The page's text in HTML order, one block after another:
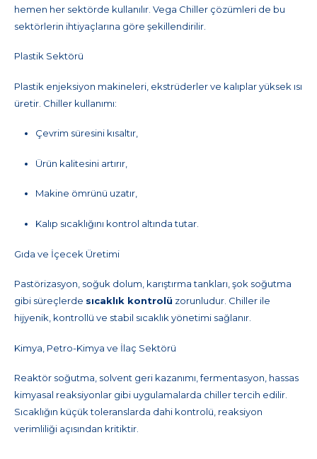
hemen her sektörde kullanılır. Vega Chiller çözümleri de bu
sektörlerin ihtiyaçlarına göre şekillendirilir.
Plastik Sektörü
Plastik enjeksiyon makineleri, ekstrüderler ve kalıplar yüksek ısı
üretir. Chiller kullanımı:
Çevrim süresini kısaltır,
Ürün kalitesini artırır,
Makine ömrünü uzatır,
Kalıp sıcaklığını kontrol altında tutar.
Gıda ve İçecek Üretimi
Pastörizasyon, soğuk dolum, karıştırma tankları, şok soğutma
gibi süreçlerde sıcaklık kontrolü zorunludur. Chiller ile
hijyenik, kontrollü ve stabil sıcaklık yönetimi sağlanır.
Kimya, Petro-Kimya ve İlaç Sektörü
Reaktör soğutma, solvent geri kazanımı, fermentasyon, hassas
kimyasal reaksiyonlar gibi uygulamalarda chiller tercih edilir.
Sıcaklığın küçük toleranslarda dahi kontrolü, reaksiyon
verimliliği açısından kritiktir.